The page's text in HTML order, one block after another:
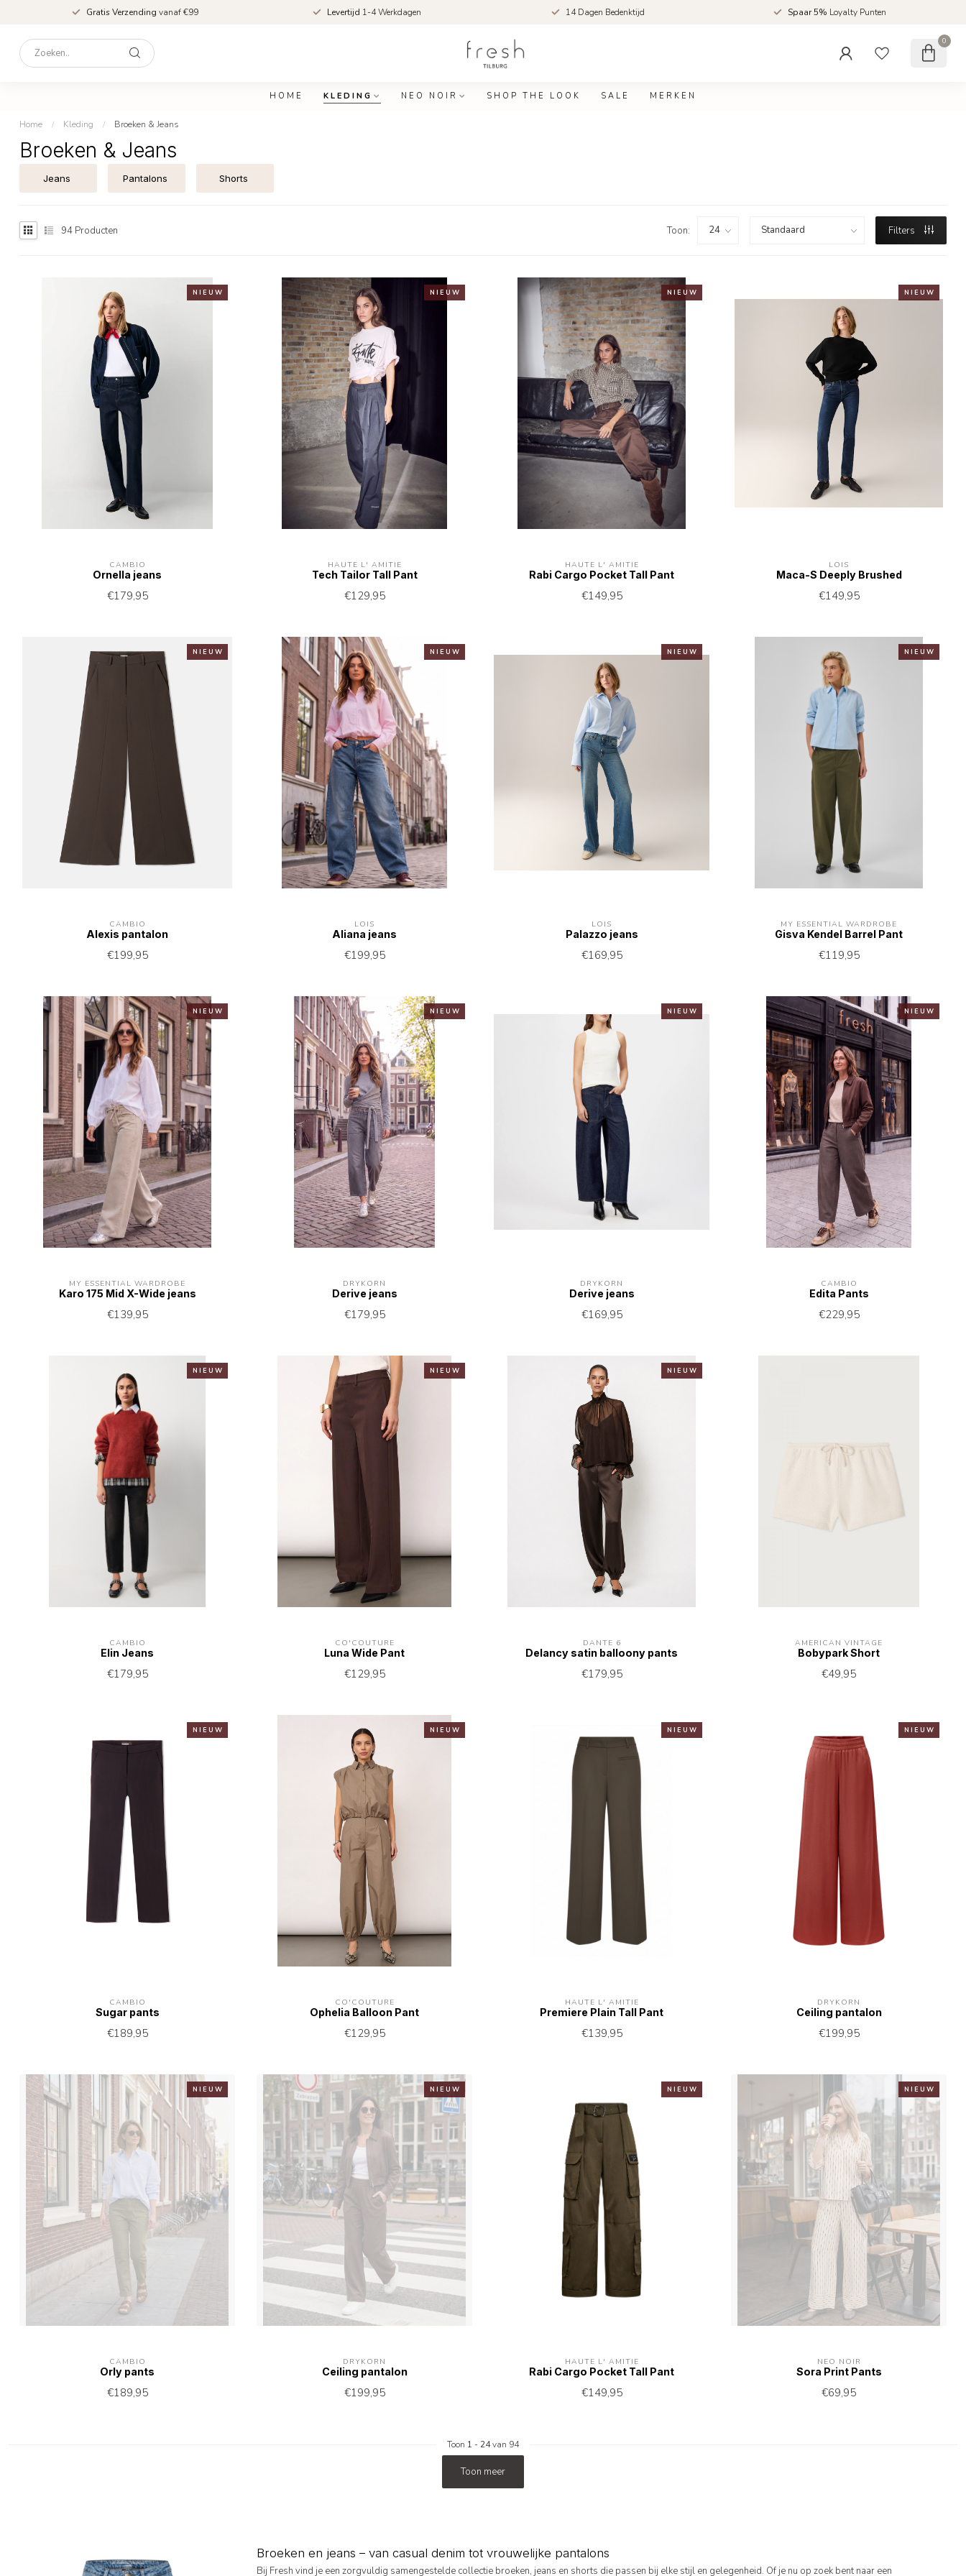
Gratis Verzending vanaf €99 Levertijd 1-4 Werkdagen 14 Dagen Bedenktijd Spaar 5% Loyalty Punten
0
HOME KLEDING NEO NOIR SHOP THE LOOK SALE MERKEN
Home / Kleding / Broeken & Jeans
Broeken & Jeans
Jeans Pantalons Shorts
94 Producten Toon: Filters
N I E U W
CAMBIO
Ornella jeans
€179,95
N I E U W
HAUTE L' AMITIÉ
Tech Tailor Tall Pant
€129,95
N I E U W
HAUTE L' AMITIÉ
Rabi Cargo Pocket Tall Pant
€149,95
N I E U W
LOIS
Maca-S Deeply Brushed
€149,95
N I E U W
CAMBIO
Alexis pantalon
€199,95
N I E U W
LOIS
Aliana jeans
€199,95
N I E U W
LOIS
Palazzo jeans
€169,95
N I E U W
MY ESSENTIAL WARDROBE
Gisva Kendel Barrel Pant
€119,95
N I E U W
MY ESSENTIAL WARDROBE
Karo 175 Mid X-Wide jeans
€139,95
N I E U W
DRYKORN
Derive jeans
€179,95
N I E U W
DRYKORN
Derive jeans
€169,95
N I E U W
CAMBIO
Edita Pants
€229,95
N I E U W
CAMBIO
Elin Jeans
€179,95
N I E U W
CO'COUTURE
Luna Wide Pant
€129,95
N I E U W
DANTE 6
Delancy satin balloony pants
€179,95
AMERICAN VINTAGE
Bobypark Short
€49,95
N I E U W
CAMBIO
Sugar pants
€189,95
N I E U W
CO'COUTURE
Ophelia Balloon Pant
€129,95
N I E U W
HAUTE L' AMITIÉ
Premiere Plain Tall Pant
€139,95
N I E U W
DRYKORN
Ceiling pantalon
€199,95
N I E U W
CAMBIO
Orly pants
€189,95
N I E U W
DRYKORN
Ceiling pantalon
€199,95
N I E U W
HAUTE L' AMITIÉ
Rabi Cargo Pocket Tall Pant
€149,95
N I E U W
NEO NOIR
Sora Print Pants
€69,95
Toon 1 - 24van 94
Toon meer
Broeken en jeans – van casual denim tot vrouwelijke pantalons
Bij Fresh vind je een zorgvuldig samengestelde collectie broeken, jeans en shorts die passen bij elke stijl en gelegenheid. Of je nu op zoek bent naar een